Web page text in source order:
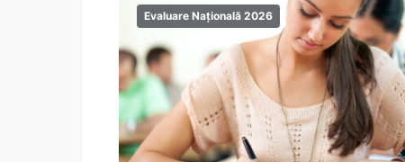
Evaluare Națională 2026